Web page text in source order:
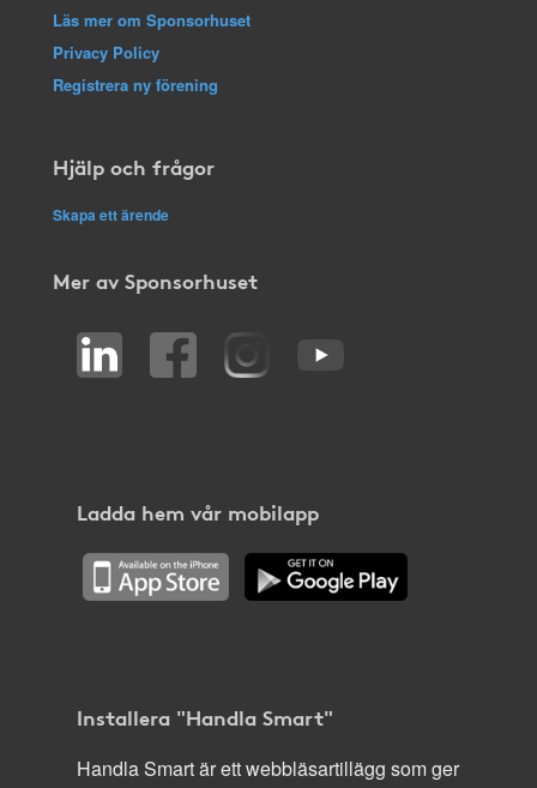
Läs mer om Sponsorhuset
Privacy Policy
Registrera ny förening
Hjälp och frågor
Skapa ett ärende
Mer av Sponsorhuset
Ladda hem vår mobilapp
Installera "Handla Smart"
Handla Smart är ett webbläsartillägg som ger